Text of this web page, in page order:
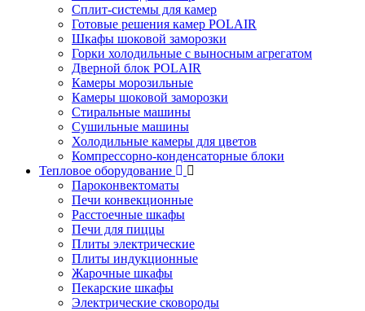
Сплит-системы для камер
Готовые решения камер POLAIR
Шкафы шоковой заморозки
Горки холодильные с выносным агрегатом
Дверной блок POLAIR
Камеры морозильные
Камеры шоковой заморозки
Стиральные машины
Сушильные машины
Холодильные камеры для цветов
Компрессорно-конденсаторные блоки
Тепловое оборудование
Пароконвектоматы
Печи конвекционные
Расстоечные шкафы
Печи для пиццы
Плиты электрические
Плиты индукционные
Жарочные шкафы
Пекарские шкафы
Электрические сковороды